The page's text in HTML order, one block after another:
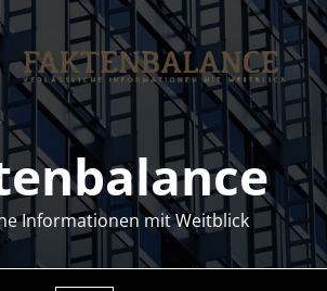
Informationen mit Weitblick